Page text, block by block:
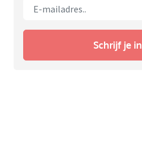
Schrijf je in